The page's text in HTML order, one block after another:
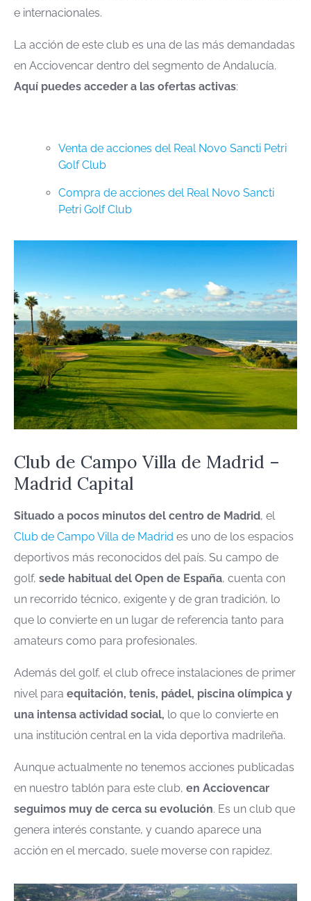
e internacionales.
La acción de este club es una de las más demandadas
en Acciovencar dentro del segmento de Andalucía.
Aquí puedes acceder a las ofertas activas:
Venta de acciones del Real Novo Sancti Petri
Golf Club
Compra de acciones del Real Novo Sancti
Petri Golf Club
Club de Campo Villa de Madrid –
Madrid Capital
Situado a pocos minutos del centro de Madrid, el
Club de Campo Villa de Madrid es uno de los espacios
deportivos más reconocidos del país. Su campo de
golf, sede habitual del Open de España, cuenta con
un recorrido técnico, exigente y de gran tradición, lo
que lo convierte en un lugar de referencia tanto para
amateurs como para profesionales.
Además del golf, el club ofrece instalaciones de primer
nivel para equitación, tenis, pádel, piscina olímpica y
una intensa actividad social, lo que lo convierte en
una institución central en la vida deportiva madrileña.
Aunque actualmente no tenemos acciones publicadas
en nuestro tablón para este club, en Acciovencar
seguimos muy de cerca su evolución. Es un club que
genera interés constante, y cuando aparece una
acción en el mercado, suele moverse con rapidez.